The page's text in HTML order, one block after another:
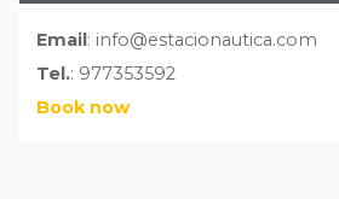
Email: info@estacionautica.com
Tel.: 977353592
Book now